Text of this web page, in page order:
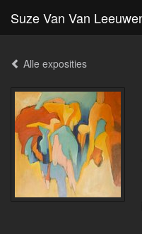
Alle exposities